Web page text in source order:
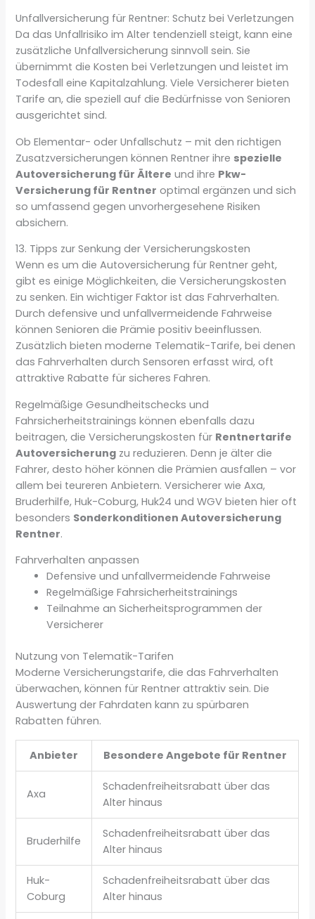
Unfallversicherung für Rentner: Schutz bei Verletzungen
Da das Unfallrisiko im Alter tendenziell steigt, kann eine
zusätzliche Unfallversicherung sinnvoll sein. Sie
übernimmt die Kosten bei Verletzungen und leistet im
Todesfall eine Kapitalzahlung. Viele Versicherer bieten
Tarife an, die speziell auf die Bedürfnisse von Senioren
ausgerichtet sind.
Ob Elementar- oder Unfallschutz – mit den richtigen
Zusatzversicherungen können Rentner ihre spezielle
Autoversicherung für Ältere und ihre Pkw-
Versicherung für Rentner optimal ergänzen und sich
so umfassend gegen unvorhergesehene Risiken
absichern.
13. Tipps zur Senkung der Versicherungskosten
Wenn es um die Autoversicherung für Rentner geht,
gibt es einige Möglichkeiten, die Versicherungskosten
zu senken. Ein wichtiger Faktor ist das Fahrverhalten.
Durch defensive und unfallvermeidende Fahrweise
können Senioren die Prämie positiv beeinflussen.
Zusätzlich bieten moderne Telematik-Tarife, bei denen
das Fahrverhalten durch Sensoren erfasst wird, oft
attraktive Rabatte für sicheres Fahren.
Regelmäßige Gesundheitschecks und
Fahrsicherheitstrainings können ebenfalls dazu
beitragen, die Versicherungskosten für Rentnertarife
Autoversicherung zu reduzieren. Denn je älter die
Fahrer, desto höher können die Prämien ausfallen – vor
allem bei teureren Anbietern. Versicherer wie Axa,
Bruderhilfe, Huk-Coburg, Huk24 und WGV bieten hier oft
besonders Sonderkonditionen Autoversicherung
Rentner.
Fahrverhalten anpassen
Defensive und unfallvermeidende Fahrweise
Regelmäßige Fahrsicherheitstrainings
Teilnahme an Sicherheitsprogrammen der
Versicherer
Nutzung von Telematik-Tarifen
Moderne Versicherungstarife, die das Fahrverhalten
überwachen, können für Rentner attraktiv sein. Die
Auswertung der Fahrdaten kann zu spürbaren
Rabatten führen.
Anbieter Besondere Angebote für Rentner
Axa
Schadenfreiheitsrabatt über das
Alter hinaus
Bruderhilfe
Schadenfreiheitsrabatt über das
Alter hinaus
Huk-
Coburg
Schadenfreiheitsrabatt über das
Alter hinaus